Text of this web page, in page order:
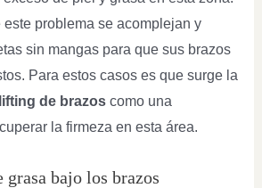
problema se acomplejan y
sin mangas para que sus brazos
Para estos casos es que surge la
de brazoscomo una
la firmeza en esta área.
bajo los brazos